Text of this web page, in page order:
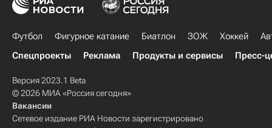
Футбол Фигурное катание Биатлон ЗОЖ Хоккей
Спецпроекты
Реклама Продукты и сервисы Пресс-
Версия 2023.1 Beta
© 2026 МИА «Россия сегодня»
Вакансии
Сетевое издание РИА Новости зарегистрировано